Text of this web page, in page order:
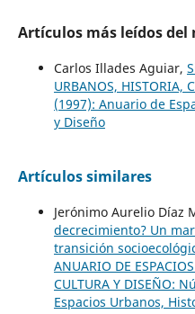
Artículos más leídos
Carlos Illades Aguiar,
URBANOS, HISTORIA,
(1997): Anuario de
y Diseño
Artículos similares
Jerónimo Aurelio Díaz
decrecimiento? Un
transición
ANUARIO DE
CULTURA Y DISEÑO:
Espacios Urbanos,